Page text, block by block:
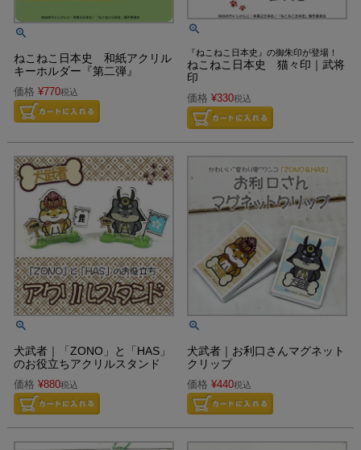
ねこねこ日本史 和紙アクリル
キーホルダー『第二弾』
価格 ¥770税込
『ねこねこ日本史』の御朱印が登場！
ねこねこ日本史 猫々印｜武将
印
価格 ¥330税込
犬武者｜「ZONO」と「HAS」
のお役立ちアクリルスタンド
価格 ¥880税込
犬武者｜お利口さんマグネット
クリップ
価格 ¥440税込